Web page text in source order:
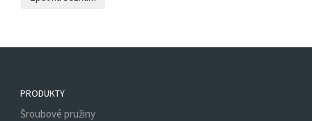
PRODUKTY
Šroubové pružiny